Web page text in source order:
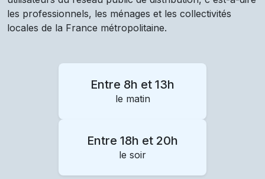
les professionnels, les ménages et les collectivités
locales de la France métropolitaine.
Entre 8h et 13h
le matin
Entre 18h et 20h
le soir